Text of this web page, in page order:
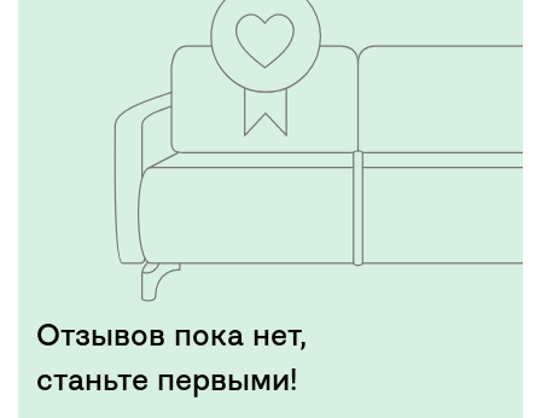
Отзывов пока нет,
станьте первыми!